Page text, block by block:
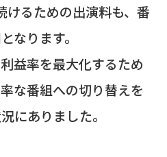
けるための出演料も、番
なります。
益率を最大化するため
な番組への切り替えを
にありました。